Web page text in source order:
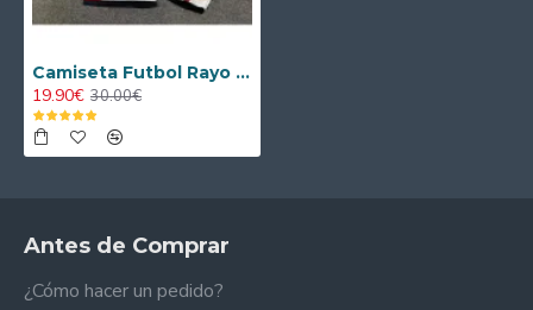
Camiseta Futbol Rayo Vallecano Local 2025/2026 Niño con Parche La Liga
19.90€ 30.00€
Antes de Comprar
¿Cómo hacer un pedido?